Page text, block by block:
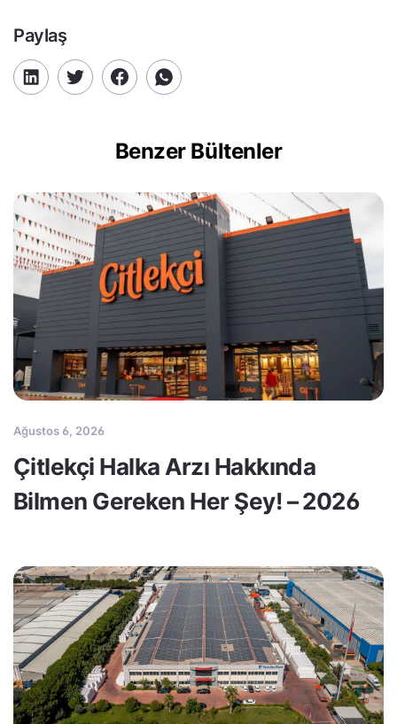
Paylaş
Benzer Bültenler
Ağustos 6, 2026
Çitlekçi Halka Arzı Hakkında
Bilmen Gereken Her Şey! – 2026